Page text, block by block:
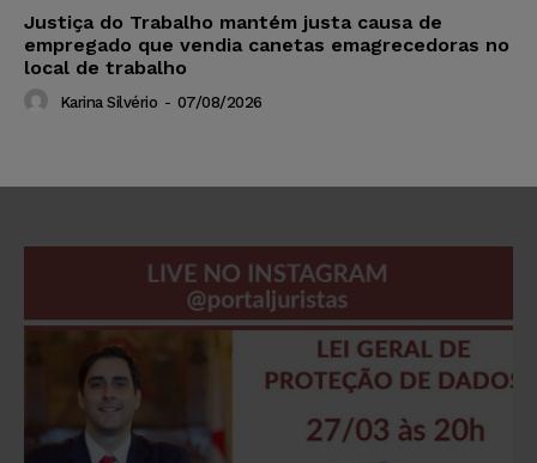
Justiça do Trabalho mantém justa causa de
empregado que vendia canetas emagrecedoras no
local de trabalho
Karina Silvério - 07/08/2026